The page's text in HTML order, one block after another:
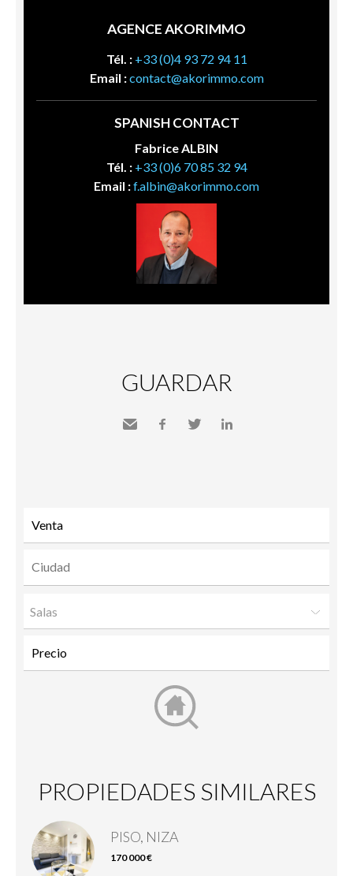
AGENCE AKORIMMO
Tél. : +33 (0)4 93 72 94 11
Email :contact@akorimmo.com
SPANISH CONTACT
Fabrice ALBIN
Tél. : +33 (0)6 70 85 32 94
Email :f.albin@akorimmo.com
GUARDAR
Salas
PROPIEDADES SIMILARES
PISO, NIZA
170 000 €